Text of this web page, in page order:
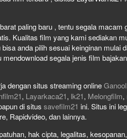
paling baru , tentu segala
Kualitas film yang kami sediakan
anda pilih sesuai keinginan mulai
segala jenis film
dengan situs streaming onlineGanool
, Layarkaca21, lk21, Melongfilm,
di situs savefilm21 ini. Situs ini
Rapidvideo, dan lainnya.
hak cipta, legalitas,